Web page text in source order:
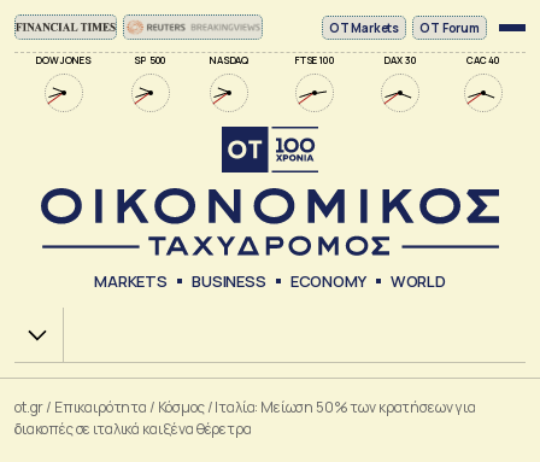
DOW JONES SP 500 NASDAQ FTSE 100 DAX 30 CAC 40
ΟΤ Markets OT Forum
MARKETS BUSINESS ECONOMY WORLD
Χ.Α.
ot.gr/ Επικαιρότητα / Κόσμος/Ιταλία: Μείωση 50% των κρατήσεων για
διακοπές σε ιταλικά και ξένα θέρετρα